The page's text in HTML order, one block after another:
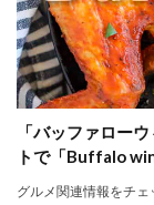
「バッファロー
トで「Buffalo
グルメ関連情報をチ